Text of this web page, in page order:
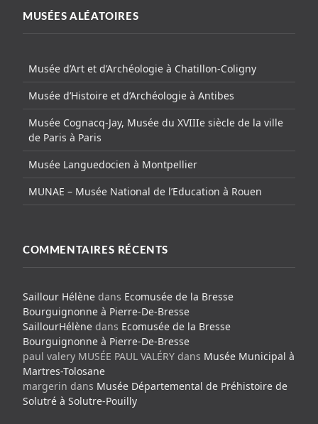
MUSÉES ALÉATOIRES
Musée d’Art et d’Archéologie à Chatillon-Coligny
Musée d’Histoire et d’Archéologie à Antibes
Musée Cognacq-Jay, Musée du XVIIIe siècle de la ville
de Paris à Paris
Musée Languedocien à Montpellier
MUNAE – Musée National de l’Education à Rouen
COMMENTAIRES RÉCENTS
Saillour Hélène dans Ecomusée de la Bresse
Bourguignonne à Pierre-De-Bresse
SaillourHélène dans Ecomusée de la Bresse
Bourguignonne à Pierre-De-Bresse
paul valery MUSÉE PAUL VALÉRY dans Musée Municipal à
Martres-Tolosane
margerin dans Musée Départemental de Préhistoire de
Solutré à Solutre-Pouilly